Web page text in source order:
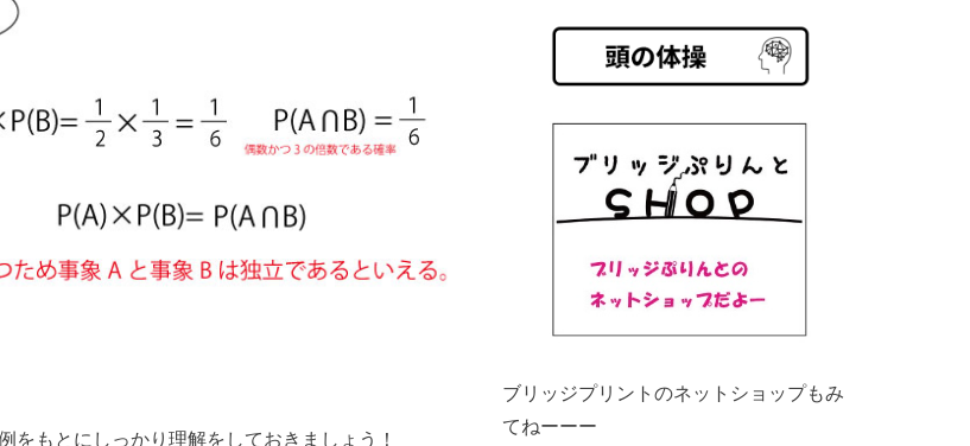
もとにしっかり理解をしておきましょう！
ブリッジプリントのネットショップもみ
てねーーー